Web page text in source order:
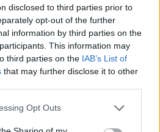
disclosed to third parties prior to
opt-out of the further
information by third parties on the
This information may
third parties on the IAB’s List of
that may further disclose it to other
app uses one or more Google
Opt Outs